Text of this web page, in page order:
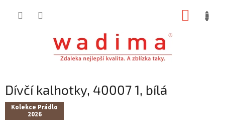
Dívčí kalhotky, 40007 1, bílá
Kolekce Prádlo
2026